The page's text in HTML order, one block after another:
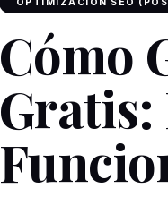
OPTIMIZACIÓN SEO
Cómo
Gratis: